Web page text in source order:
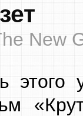
New
этого